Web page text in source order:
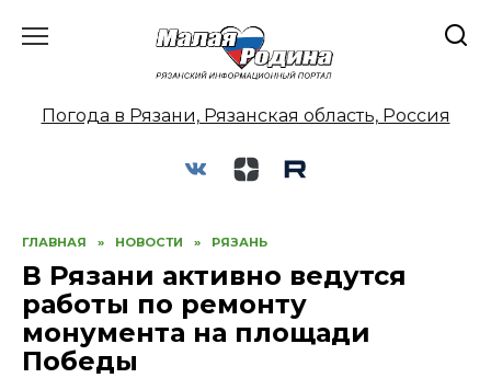
Погода в Рязани, Рязанская область, Россия
ГЛАВНАЯ » НОВОСТИ » РЯЗАНЬ
В Рязани активно ведутся
работы по ремонту
монумента на площади
Победы